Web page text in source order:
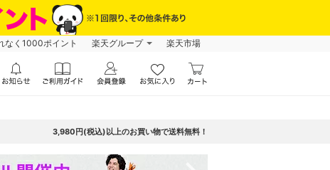
なく1000ポイント 楽天グループ 楽天市場
3,980円(税込)以上のお買い物で送料無料！